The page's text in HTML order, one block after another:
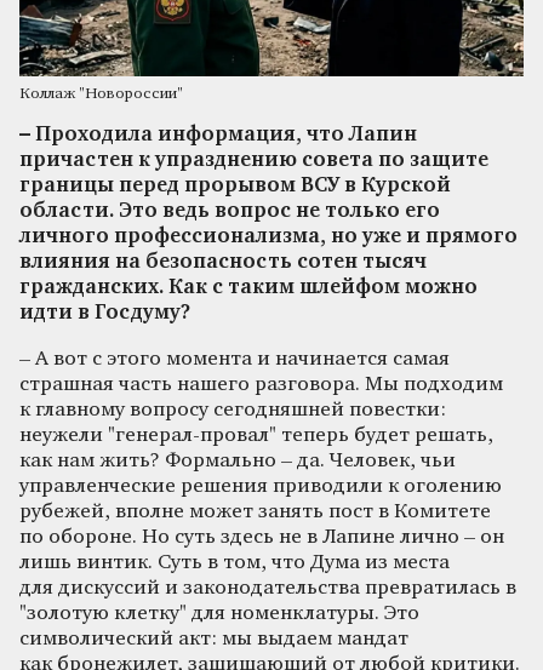
Коллаж "Новороссии"
– Проходила информация, что Лапин
причастен к упразднению совета по защите
границы перед прорывом ВСУ в Курской
области. Это ведь вопрос не только его
личного профессионализма, но уже и прямого
влияния на безопасность сотен тысяч
гражданских. Как с таким шлейфом можно
идти в Госдуму?
– А вот с этого момента и начинается самая
страшная часть нашего разговора. Мы подходим
к главному вопросу сегодняшней повестки:
неужели "генерал-провал" теперь будет решать,
как нам жить? Формально – да. Человек, чьи
управленческие решения приводили к оголению
рубежей, вполне может занять пост в Комитете
по обороне. Но суть здесь не в Лапине лично – он
лишь винтик. Суть в том, что Дума из места
для дискуссий и законодательства превратилась в
"золотую клетку" для номенклатуры. Это
символический акт: мы выдаем мандат
как бронежилет, защищающий от любой критики.